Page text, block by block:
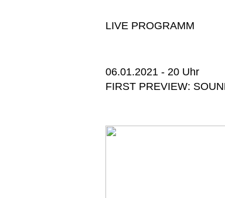
LIVE PROGRAMM
06.01.2021 - 20 Uhr
FIRST PREVIEW: